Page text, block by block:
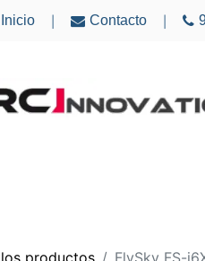
Inicio Contacto
productos FlySky FS-